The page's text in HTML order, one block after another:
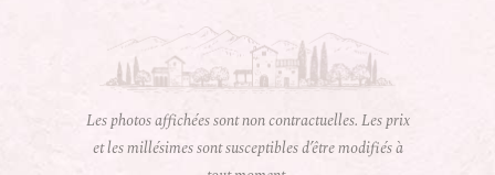
Les photos affichées sont non contractuelles. Les prix
et les millésimes sont susceptibles d’être modifiés à